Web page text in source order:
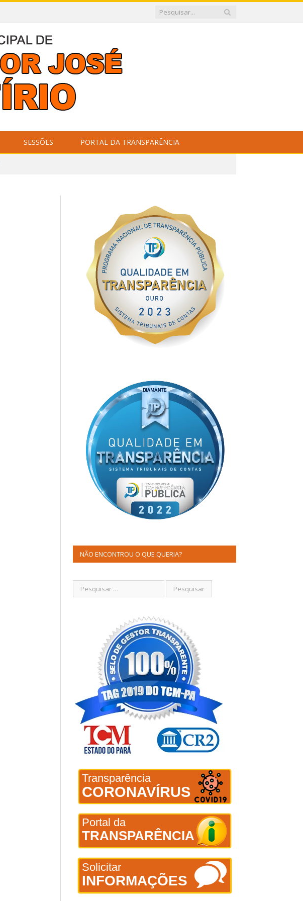
SESSÕES PORTAL DA TRANSPARÊNCIA
NÃO ENCONTROU O QUE QUERIA?
Transparência
CORONAVÍRUS
Portal da
TRANSPARÊNCIA
Solicitar
INFORMAÇÕES